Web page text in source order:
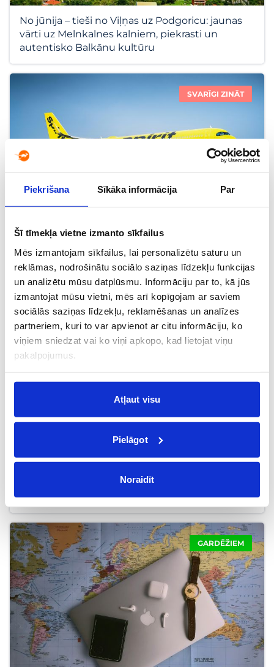
Piekrišana Sīkāka informācija Par
Šī tīmekļa vietne izmanto sīkfailus
Mēs izmantojam sīkfailus, lai personalizētu saturu un
reklāmas, nodrošinātu sociālo saziņas līdzekļu funkcijas
un analizētu mūsu datplūsmu. Informāciju par to, kā jūs
izmantojat mūsu vietni, mēs arī kopīgojam ar saviem
sociālās saziņas līdzekļu, reklamēšanas un analīzes
partneriem, kuri to var apvienot ar citu informāciju, ko
viņiem sniedzat vai ko viņi apkopo, kad lietojat viņu
pakalpojumus.
Atļaut visu
Pielāgot
Noraidīt
No jūnija – tieši no Viļņas uz Podgoricu: jaunas
vārti uz Melnkalnes kalniem, piekrasti un
autentisko Balkānu kultūru
SVARĪGI ZINĀT
„Spirit Airlines“ pārtrauc darbību: negaidītais
kas jāzina un kāpēc tas ir svarīgi
GARDĒŽIEM